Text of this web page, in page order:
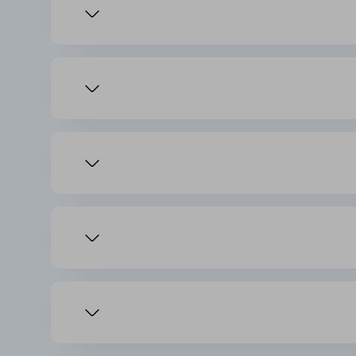
با استفاده از آنها می‌توانید محتوای خود را جذاب‌تری